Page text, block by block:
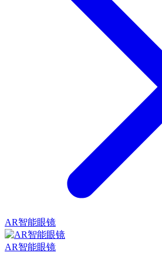
AR智能眼镜
AR智能眼镜